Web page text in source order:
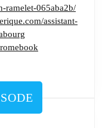
ramelet-065aba2b/
assistant-